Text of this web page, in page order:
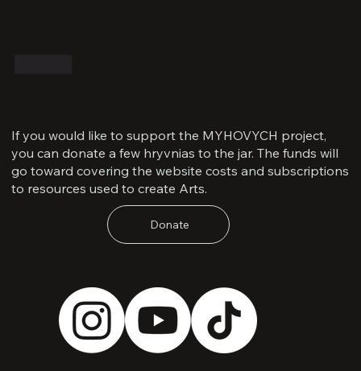
If you would like to support the MYHOVYCH project,
you can donate a few hryvnias to the jar. The funds will
go toward covering the website costs and subscriptions
to resources used to create Arts.
Donate